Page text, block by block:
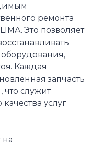
ремонта
Это позволяет
Каждая
запчасть
что служит
услуг
на